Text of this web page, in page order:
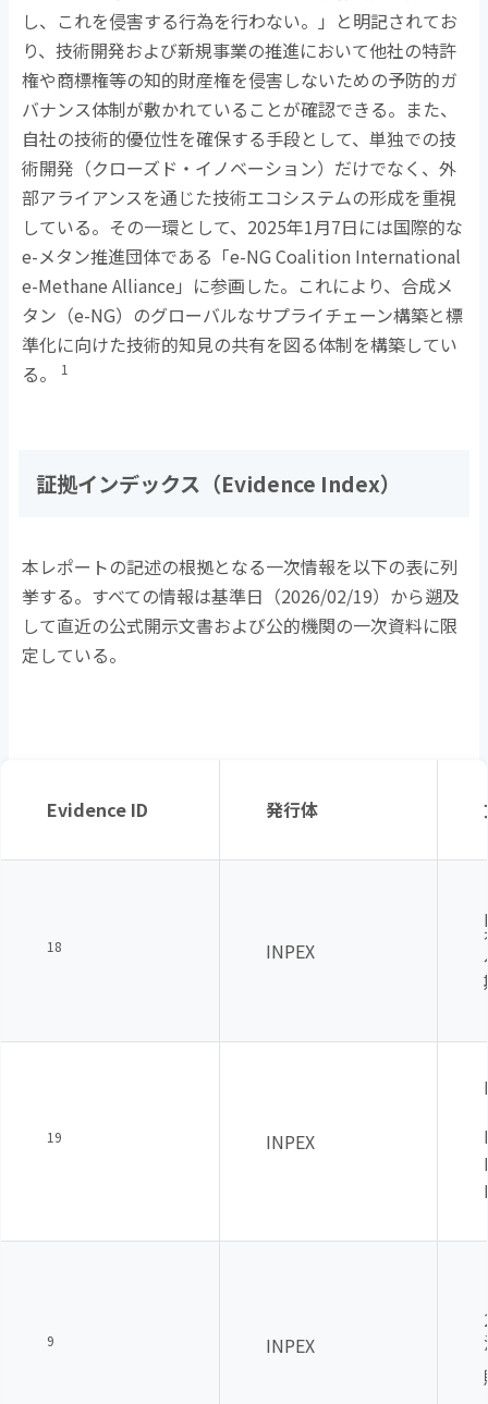
し、これを侵害する行為を行わない。」と明記されてお
り、技術開発および新規事業の推進において他社の特許
権や商標権等の知的財産権を侵害しないための予防的ガ
バナンス体制が敷かれていることが確認できる。また、
自社の技術的優位性を確保する手段として、単独での技
術開発（クローズド・イノベーション）だけでなく、外
部アライアンスを通じた技術エコシステムの形成を重視
している。その一環として、 2025年1月7日には国際的な
e-メタン推進団体である「e-NG Coalition International
e-Methane Alliance 」に参画した。これにより、合成メ
タン（e-NG）のグローバルなサプライチェーン構築と標
準化に向けた技術的知見の共有を図る体制を構築してい
る。
1
証拠インデックス（Evidence Index）
本レポートの記述の根拠となる一次情報を以下の表に列
挙する。すべての情報は基準日（2026/02/19）から遡及
して直近の公式開示文書および公的機関の一次資料に限
定している。
Evidence ID 発行体
18 INPEX
19 INPEX
9 INPEX